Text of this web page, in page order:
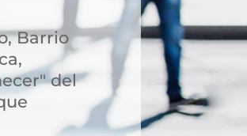
Barrio
del